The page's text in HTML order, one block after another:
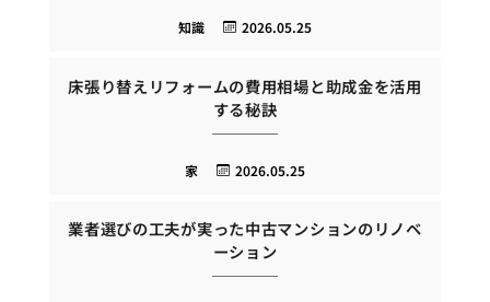
2026.05.25
知識
床張り替えリフォームの費用相場と助成金を活用
する秘訣
2026.05.25
家
業者選びの工夫が実った中古マンションのリノベ
ーション